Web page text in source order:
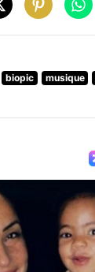
biopic musique